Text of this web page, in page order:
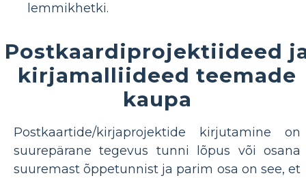
lemmikhetki.
Postkaardiprojektiideed
kirjamalliideed teemade
kaupa
Postkaartide/kirjaprojektide kirjutamine on
suurepärane tegevus tunni lõpus või osana
suuremast õppetunnist ja parim osa on see, et